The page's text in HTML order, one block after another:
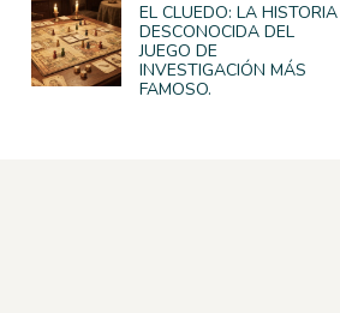
EL CLUEDO: LA HISTORIA
DESCONOCIDA DEL
JUEGO DE
INVESTIGACIÓN MÁS
FAMOSO.